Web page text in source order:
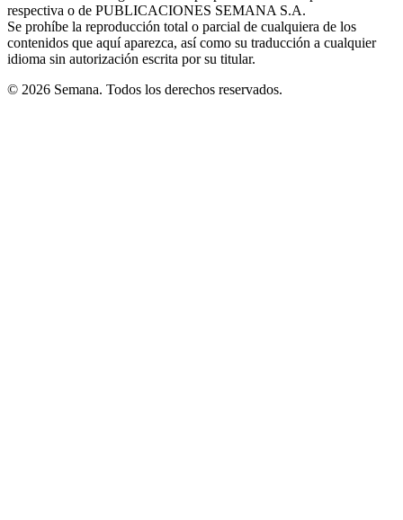
window
respectiva o de PUBLICACIONES SEMANA S.A.
Se prohíbe la reproducción total o parcial de cualquiera de los
contenidos que aquí aparezca, así como su traducción a cualquier
idioma sin autorización escrita por su titular.
© 2026 Semana. Todos los derechos reservados.